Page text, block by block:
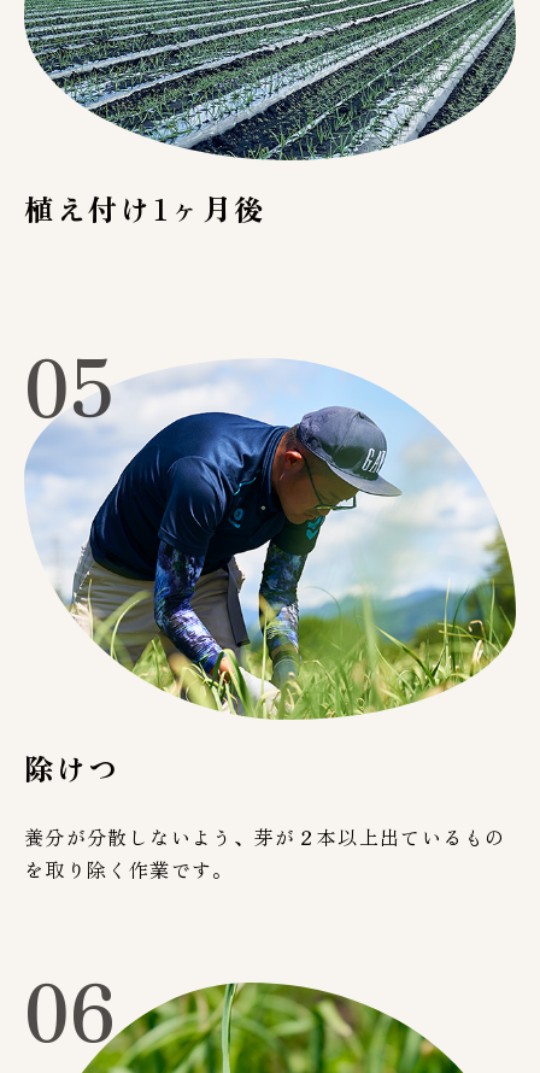
植え付け1ヶ月後
05
除けつ
養分が分散しないよう、芽が２本以上出ているもの
を取り除く作業です。
06